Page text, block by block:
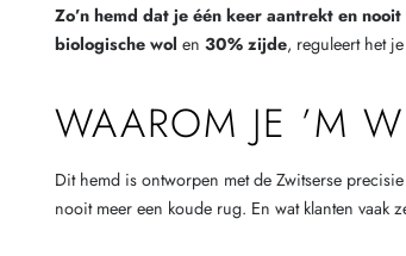
Zo’n hemd dat je één keer aantrekt en
biologische wol en 30% zijde, reguleert het
WAAROM JE ’M
Dit hemd is ontworpen met de Zwitserse
nooit meer een koude rug. En wat klanten